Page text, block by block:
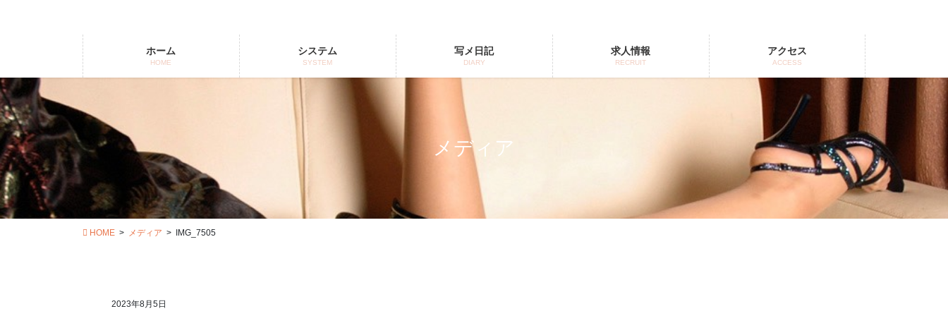
ツ
に
移
動
シ
ョ
ン
に
移
動
ホーム
HOME
システム
SYSTEM
写メ日記
DIARY
求人情報
RECRUIT
アクセス
ACCESS
メディア
HOME メディア IMG_7505
2023年8月5日